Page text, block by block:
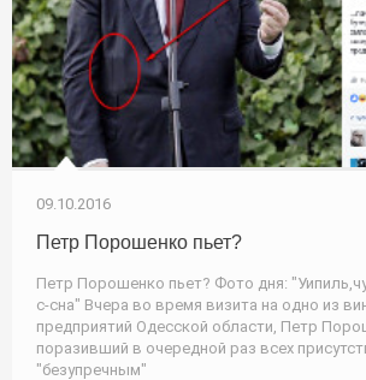
09.10.2016
Петр Порошенко пьет?
Петр Порошенко пьет? Фото дня:
с-сна" Вчера во время визита на одно из
предприятий Одесской области, Петр
поразивший в очередной раз всех
"безупречным"